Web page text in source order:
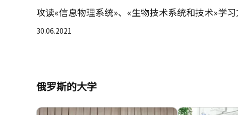
攻读«信息物理系统»、«生物技术系统和技术»学习
30.06.2021
俄罗斯的大学